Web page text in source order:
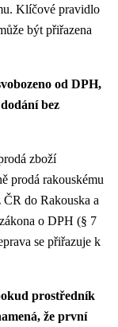
Klíčové pravidlo
být přiřazena
od DPH,
bez
zboží
prodá rakouskému
do Rakouska a
o DPH (§ 7
se přiřazuje k
prostředník
že první